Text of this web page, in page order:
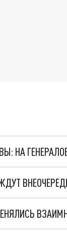
НА